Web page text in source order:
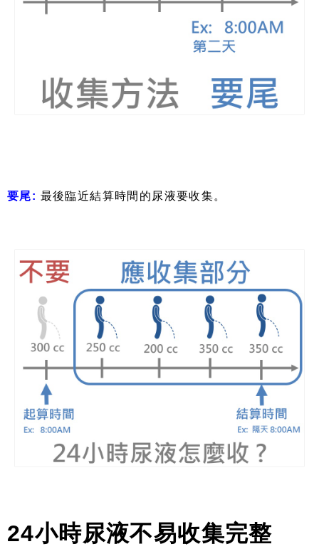
要尾: 最後臨近結算時間的尿液要收集。
24小時尿液不易收集完整